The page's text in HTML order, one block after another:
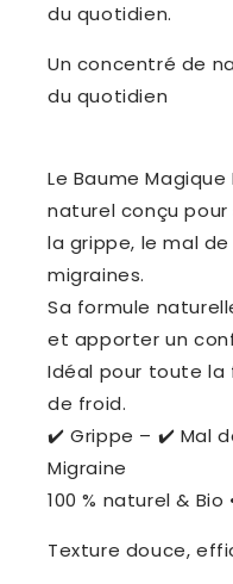
du quotidien.
Un concentré de
du quotidien
Le Baume
naturel conçu
la grippe, le mal
migraines.
Sa formule
et apporter un
Idéal pour toute la
de froid.
✔️ Grippe – ✔️ Mal
Migraine
100 % naturel &
Texture douce,